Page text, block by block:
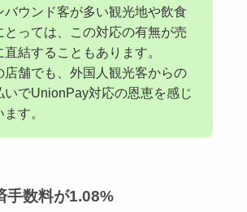
バウンド客が多い観光地や飲食
とっては、この対応の有無が売
直結することもあります。
店舗でも、外国人観光客からの
いでUnionPay対応の恩恵を感じ
す。
手数料が1.08%